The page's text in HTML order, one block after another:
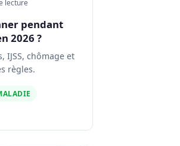
lecture
pendant
2026 ?
IJSS, chômage et
règles.